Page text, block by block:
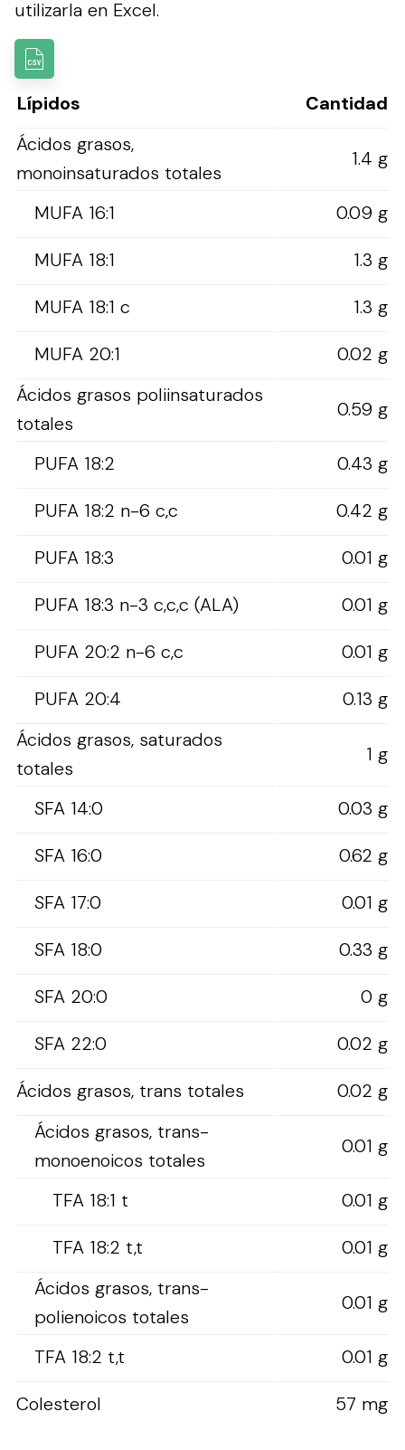
utilizarla en Excel.
Lípidos
Cantidad
Ácidos grasos,
monoinsaturados totales
1.4 g
MUFA 16:1
0.09 g
MUFA 18:1
1.3 g
MUFA 18:1 c
1.3 g
MUFA 20:1
0.02 g
Ácidos grasos poliinsaturados
totales
0.59 g
PUFA 18:2
0.43 g
PUFA 18:2 n-6 c,c
0.42 g
PUFA 18:3
0.01 g
PUFA 18:3 n-3 c,c,c (ALA)
0.01 g
PUFA 20:2 n-6 c,c
0.01 g
PUFA 20:4
0.13 g
Ácidos grasos, saturados
totales
1 g
SFA 14:0
0.03 g
SFA 16:0
0.62 g
SFA 17:0
0.01 g
SFA 18:0
0.33 g
SFA 20:0
0 g
SFA 22:0
0.02 g
Ácidos grasos, trans totales
0.02 g
Ácidos grasos, trans-
monoenoicos totales
0.01 g
TFA 18:1 t
0.01 g
TFA 18:2 t,t
0.01 g
Ácidos grasos, trans-
polienoicos totales
0.01 g
TFA 18:2 t,t
0.01 g
Colesterol
57 mg